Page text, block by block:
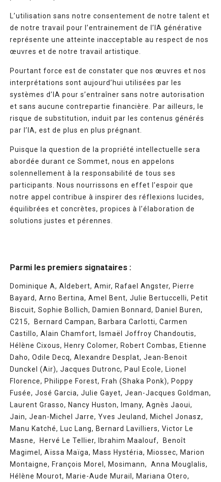
L’utilisation sans notre consentement de notre talent et
de notre travail pour l’entrainement de l’IA générative
représente une atteinte inacceptable au respect de nos
œuvres et de notre travail artistique.
Pourtant force est de constater que nos œuvres et nos
interprétations sont aujourd’hui utilisées par les
systèmes d’IA pour s’entraîner sans notre autorisation
et sans aucune contrepartie financière. Par ailleurs, le
risque de substitution, induit par les contenus générés
par l’IA, est de plus en plus prégnant.
Puisque la question de la propriété intellectuelle sera
abordée durant ce Sommet, nous en appelons
solennellement à la responsabilité de tous ses
participants. Nous nourrissons en effet l’espoir que
notre appel contribue à inspirer des réflexions lucides,
équilibrées et concrètes, propices à l’élaboration de
solutions justes et pérennes.
Parmi les premiers signataires :
Dominique A, Aldebert, Amir, Rafael Angster, Pierre
Bayard, Arno Bertina, Amel Bent, Julie Bertuccelli, Petit
Biscuit, Sophie Bollich, Damien Bonnard, Daniel Buren,
C215, Bernard Campan, Barbara Carlotti, Carmen
Castillo, Alain Chamfort, Ismaël Joffroy Chandoutis,
Hélène Cixous, Henry Colomer, Robert Combas, Etienne
Daho, Odile Decq, Alexandre Desplat, Jean-Benoit
Dunckel (Air), Jacques Dutronc, Paul Ecole, Lionel
Florence, Philippe Forest, Frah (Shaka Ponk), Poppy
Fusée, José Garcia, Julie Gayet, Jean-Jacques Goldman,
Laurent Grasso, Nancy Huston, Imany, Agnès Jaoui,
Jain, Jean-Michel Jarre, Yves Jeuland, Michel Jonasz,
Manu Katché, Luc Lang, Bernard Lavilliers, Victor Le
Masne, Hervé Le Tellier, Ibrahim Maalouf, Benoît
Magimel, Aïssa Maïga, Mass Hystéria, Miossec, Marion
Montaigne, François Morel, Mosimann, Anna Mouglalis,
Hélène Mourot, Marie-Aude Murail, Mariana Otero,